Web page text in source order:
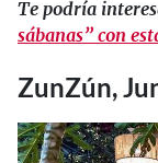
Te podría
sábanas” con
ZunZún,